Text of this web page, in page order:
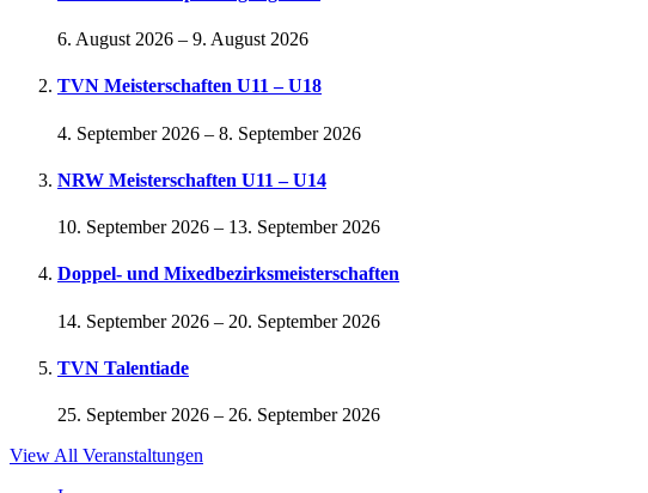
6. August 2026 – 9. August 2026
TVN Meisterschaften U11 – U18
4. September 2026 – 8. September 2026
NRW Meisterschaften U11 – U14
10. September 2026 – 13. September 2026
Doppel- und Mixedbezirksmeisterschaften
14. September 2026 – 20. September 2026
TVN Talentiade
25. September 2026 – 26. September 2026
View All Veranstaltungen